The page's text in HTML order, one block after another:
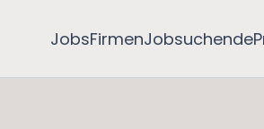
JobsFirmenJobsuchende